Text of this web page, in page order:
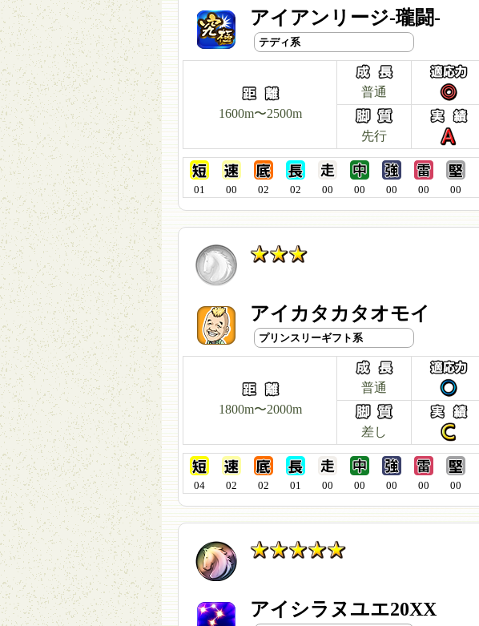
アイアンリージ-瓏闘-
テディ系
1600m〜2500m
普通
先行
01 00 02 02 00 00 00 00 00
アイカタカタオモイ
プリンスリーギフト系
1800m〜2000m
普通
差し
04 02 02 01 00 00 00 00 00
アイシラヌユエ20XX